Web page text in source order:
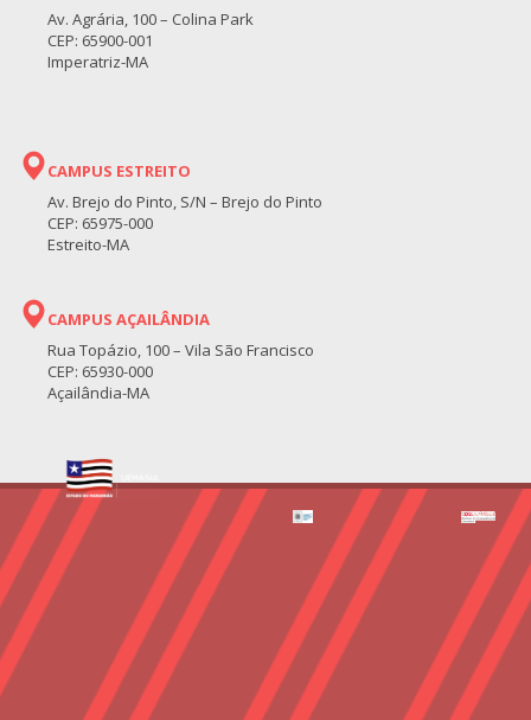
Av. Agrária, 100 – Colina Park
CEP: 65900-001
Imperatriz-MA
CAMPUS ESTREITO
Av. Brejo do Pinto, S/N – Brejo do Pinto
CEP: 65975-000
Estreito-MA
CAMPUS AÇAILÂNDIA
Rua Topázio, 100 – Vila São Francisco
CEP: 65930-000
Açailândia-MA